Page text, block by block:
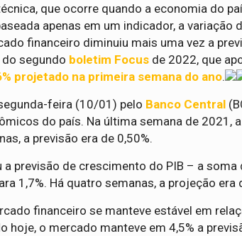
que ocorre quando a economia do
apenas em um indicador, a
financeiro diminuiu mais uma vez a
segundo boletim Focus de 2022, que
projetado na primeira semana do ano.
feira (10/01) pelo Banco Central
do país. Na última semana de 2021,
a previsão era de 0,50%.
previsão de crescimento do PIB – a
1,7%. Há quatro semanas, a projeção era
financeiro se manteve estável em
hoje, o mercado manteve em 4,5% a